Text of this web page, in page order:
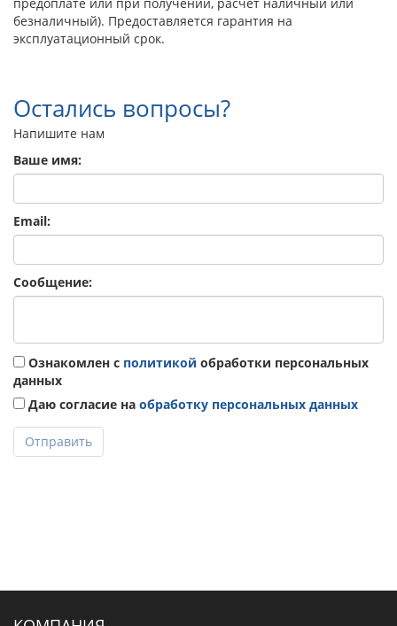
безналичный). Предоставляется гарантия на
эксплуатационный срок.
Остались вопросы?
Напишите нам
Ваше имя:
Email:
Сообщение:
Ознакомлен с политикой обработки персональных
данных
Даю согласие на обработку персональных данных
Отправить